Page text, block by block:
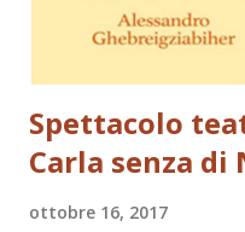
Spettacolo
Carla senza di
ottobre 16, 2017